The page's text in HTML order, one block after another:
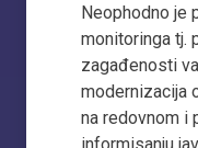
Neophodno je
monitoringa tj.
zagađenosti
modernizacija
na redovnom i
informisanju